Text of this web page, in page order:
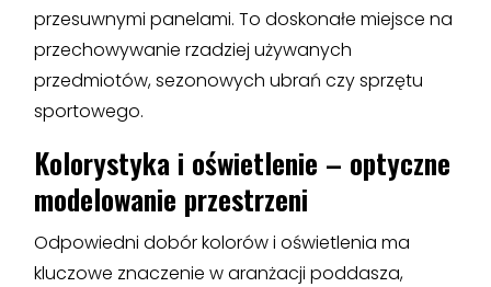
przesuwnymi panelami. To doskonałe miejsce na
przechowywanie rzadziej używanych
przedmiotów, sezonowych ubrań czy sprzętu
sportowego.
Kolorystyka i oświetlenie – optyczne
modelowanie przestrzeni
Odpowiedni dobór kolorów i oświetlenia ma
kluczowe znaczenie w aranżacji poddasza,